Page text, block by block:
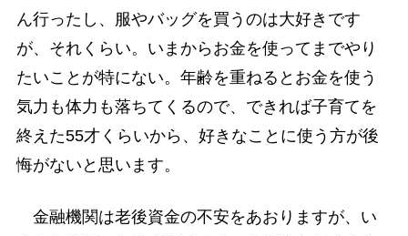
ん行ったし、服やバッグを買うのは大好きです
が、それくらい。いまからお金を使ってまでやり
たいことが特にない。年齢を重ねるとお金を使う
気力も体力も落ちてくるので、できれば子育てを
終えた55才くらいから、好きなことに使う方が後
悔がないと思います。
金融機関は老後資金の不安をあおりますが、い